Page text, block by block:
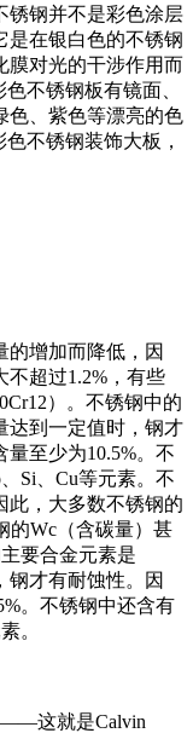
锈钢并不是彩色涂层
是在银白色的不锈钢
膜对光的干涉作用而
不锈钢板有镜面、
色、紫色等漂亮的色
色不锈钢装饰大板，
的增加而降低，因
不超过1.2%，有些
）。不锈钢中的
达到一定值时，钢才
至少为10.5%。不
Si、Cu等元素。不
此，大多数不锈钢的
的Wc（含碳量）甚
要合金元素是
钢才有耐蚀性。因
。不锈钢中还含有
。
这就是Calvin